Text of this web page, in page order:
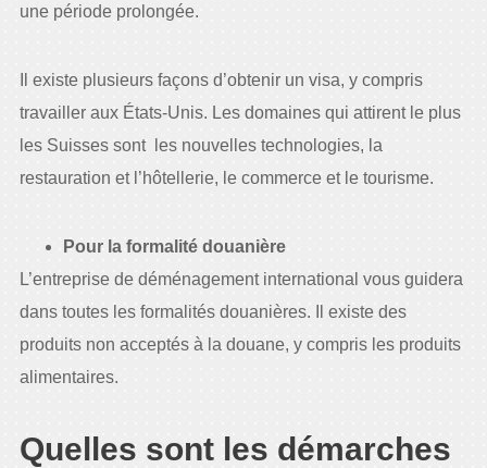
une période prolongée.
Il existe plusieurs façons d’obtenir un visa, y compris
travailler aux États-Unis. Les domaines qui attirent le plus
les Suisses sont les nouvelles technologies, la
restauration et l’hôtellerie, le commerce et le tourisme.
Pour la formalité douanière
L’entreprise de déménagement international vous guidera
dans toutes les formalités douanières. Il existe des
produits non acceptés à la douane, y compris les produits
alimentaires.
Quelles sont les démarches